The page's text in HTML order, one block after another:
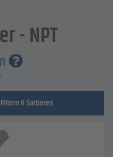
- NPT
Filtern & Sortieren